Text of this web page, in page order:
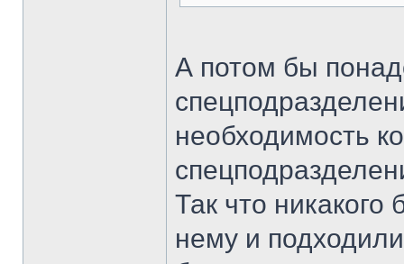
А потом бы
необходимость
Так что никакого
нему и